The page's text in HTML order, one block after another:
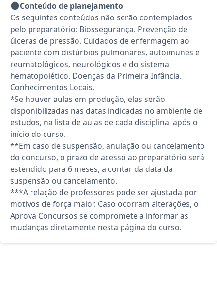
Conteúdo de planejamento
Os seguintes conteúdos não serão contemplados
pelo preparatório: Biossegurança. Prevenção de
úlceras de pressão. Cuidados de enfermagem ao
paciente com distúrbios pulmonares, autoimunes e
reumatológicos, neurológicos e do sistema
hematopoiético. Doenças da Primeira Infância.
Conhecimentos Locais.
*Se houver aulas em produção, elas serão
disponibilizadas nas datas indicadas no ambiente de
estudos, na lista de aulas de cada disciplina, após o
início do curso.
**Em caso de suspensão, anulação ou cancelamento
do concurso, o prazo de acesso ao preparatório será
estendido para 6 meses, a contar da data da
suspensão ou cancelamento.
***A relação de professores pode ser ajustada por
motivos de força maior. Caso ocorram alterações, o
Aprova Concursos se compromete a informar as
mudanças diretamente nesta página do curso.